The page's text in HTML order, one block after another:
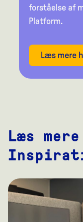
forståelse af
Platform.
Læs mere
Læs